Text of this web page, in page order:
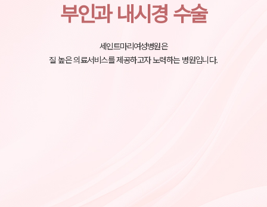
부인과 내시경 수술
세인트마리여성병원은
질 높은 의료서비스를 제공하고자 노력하는 병원입니다.